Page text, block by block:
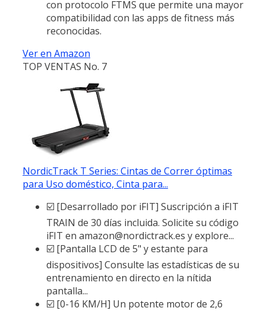
con protocolo FTMS que permite una mayor
compatibilidad con las apps de fitness más
reconocidas.
Ver en Amazon
TOP VENTAS No. 7
NordicTrack T Series: Cintas de Correr óptimas
para Uso doméstico, Cinta para...
☑️ [Desarrollado por iFIT] Suscripción a iFIT
TRAIN de 30 días incluida. Solicite su código
iFIT en amazon@nordictrack.es y explore...
☑️ [Pantalla LCD de 5" y estante para
dispositivos] Consulte las estadísticas de su
entrenamiento en directo en la nítida
pantalla...
☑️ [0-16 KM/H] Un potente motor de 2,6